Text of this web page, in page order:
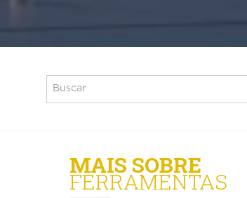
MAIS SOBRE
FERRAMENTAS